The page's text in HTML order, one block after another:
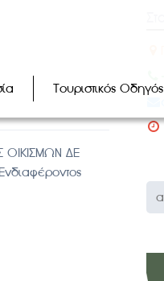
Τουριστικός Οδηγός
ΟΙΚΙΣΜΩΝ ΔΕ